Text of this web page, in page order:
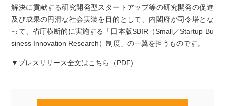
解決に貢献する研究開発型スタートアップ等の研究開発の促進
及び成果の円滑な社会実装を目的として、内閣府が司令塔とな
って、省庁横断的に実施する「日本版SBIR（Small／Startup Bu
siness Innovation Research）制度」の一翼を担うものです。
▼プレスリリース全文はこちら（PDF)